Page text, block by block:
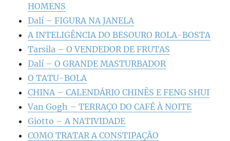
HOMENS
Dalí – FIGURA NA JANELA
A INTELIGÊNCIA DO BESOURO ROLA-BOSTA
Tarsila – O VENDEDOR DE FRUTAS
Dalí – O GRANDE MASTURBADOR
O TATU-BOLA
CHINA – CALENDÁRIO CHINÊS E FENG SHUI
Van Gogh – TERRAÇO DO CAFÉ À NOITE
Giotto – A NATIVIDADE
COMO TRATAR A CONSTIPAÇÃO